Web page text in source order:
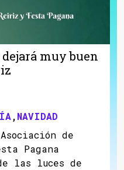
muy buen
,NAVIDAD
de
Pagana
las luces de